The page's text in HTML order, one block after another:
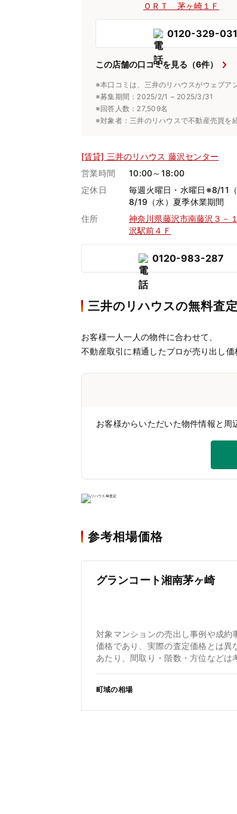
ＯＲＴ 茅ヶ崎１Ｆ
0120-329-031
この店舗の口コミを見る（6件）
※本口コミは、三井のリハウスがウェブア
※募集期間：2025/2/1 ~ 2025/3/31
※回答人数：27,509名
※対象者：三井のリハウスで不動産売買を
[賃貸] 三井のリハウス 藤沢センター
営業時間
10:00～18:00
定休日
毎週火曜日・水曜日※8/11
8/19（水）夏季休業期間
住所
神奈川県藤沢市南藤沢３－
沢駅前４Ｆ
0120-983-287
三井のリハウスの無料査定
お客様一人一人の物件に合わせて、
不動産取引に精通したプロが売り出し価
お客様からいただいた物件情報と周
参考相場価格
グランコート湘南茅ヶ崎
対象マンションの売出し事例や成約
価格であり、実際の査定価格とは異
あたり、間取り・階数・方位などは
町域の相場